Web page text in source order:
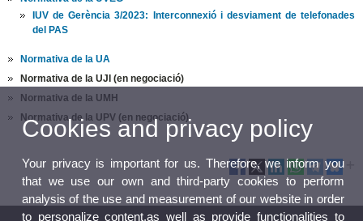
​​IUV de Gerència 3/2023: Interconnexió i desviament de telefonades
del PAS
Normativa de la UA
Normativa de la UJI (en negociació)
Normativa de la UMH
Normativa de la UPV (en negociació)
Cookies and privacy policy
Your privacy is important for us. Therefore, we inform you
that we use our own and third-party cookies to perform
analysis of the use and measurement of our website in order
to personalize content,as well as provide functionalities to